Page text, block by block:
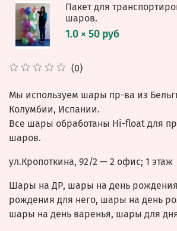
(0)
Пакет для
шаров.
1.0 × 50 руб
Мы используем шары пр-ва из
Колумбии, Испании.
Все шары обработаны Hi-float для
шаров.
ул.Кропоткина, 92/2 — 2 офис; 1 этаж
Шары на ДР, шары на день
рождения для него, шары на день
шары на день варенья, шары для